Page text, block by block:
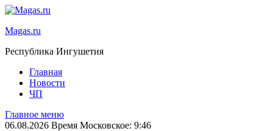
Magas.ru
Республика Ингушетия
Главная
Новости
ЧП
Главное меню
06.08.2026 Время Московское: 9:46